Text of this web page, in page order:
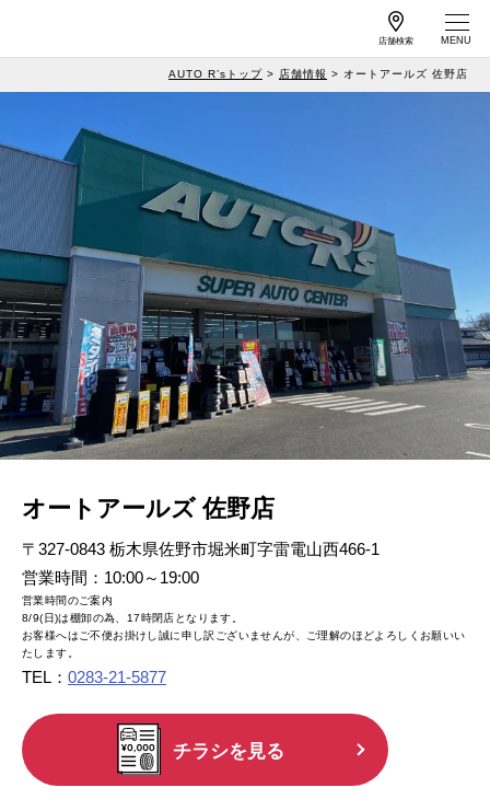
店舗検索
作業予約 車検予約
サービス案内
店舗情報
工賃一覧
メールマガジンの
よくある質問
キャンペーン
カーメンテナンス
タイヤ安心補償
企業情報 採用情報
お問い合わせ
AUTO R’sトップ 店舗情報 オートアールズ 佐野店
オートアールズ 佐野店
〒327-0843 栃木県佐野市堀米町字雷電山西466-1
営業時間：10:00～19:00
営業時間のご案内
8/9(日)は棚卸の為、17時閉店となります。
お客様へはご不便お掛けし誠に申し訳ございませんが、ご理解のほどよろしくお願いい
たします。
TEL： 0283-21-5877
チラシを見る